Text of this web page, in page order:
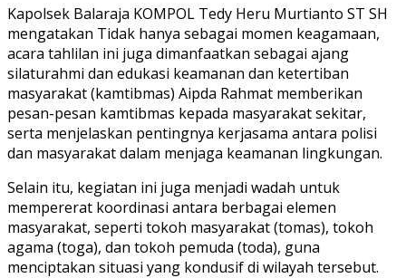
Kapolsek Balaraja KOMPOL Tedy Heru Murtianto ST SH
mengatakan Tidak hanya sebagai momen keagamaan,
acara tahlilan ini juga dimanfaatkan sebagai ajang
silaturahmi dan edukasi keamanan dan ketertiban
masyarakat (kamtibmas) Aipda Rahmat memberikan
pesan-pesan kamtibmas kepada masyarakat sekitar,
serta menjelaskan pentingnya kerjasama antara polisi
dan masyarakat dalam menjaga keamanan lingkungan.
Selain itu, kegiatan ini juga menjadi wadah untuk
mempererat koordinasi antara berbagai elemen
masyarakat, seperti tokoh masyarakat (tomas), tokoh
agama (toga), dan tokoh pemuda (toda), guna
menciptakan situasi yang kondusif di wilayah tersebut.